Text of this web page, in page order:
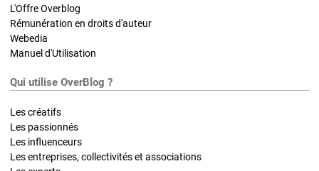
L'Offre Overblog
Rémunération en droits d'auteur
Webedia
Manuel d'Utilisation
Qui utilise OverBlog ?
Les créatifs
Les passionnés
Les influenceurs
Les entreprises, collectivités et associations